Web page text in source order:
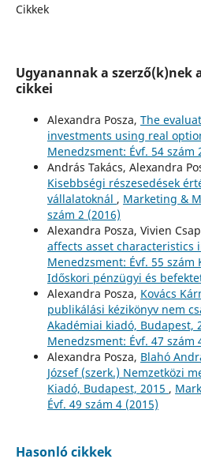
Cikkek
Ugyanannak a szerző(k)nek
cikkei
Alexandra Posza, The
investments using real
Menedzsment: Évf. 54 szám
András Takács, Alexandra
Kisebbségi részesedések
vállalatoknál , Marketing &
szám 2 (2016)
Alexandra Posza, Vivien
affects asset characteristics
Menedzsment: Évf. 55 szám
Időskori pénzügyi és
Alexandra Posza, Kovács
publikálási kézikönyv nem
Akadémiai kiadó, Budapest,
Menedzsment: Évf. 47 szám
Alexandra Posza, Blahó
József (szerk.) Nemzetközi
Kiadó, Budapest, 2015 ,
Évf. 49 szám 4 (2015)
Hasonló cikkek